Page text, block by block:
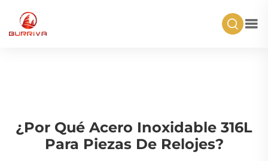
¿Por Qué Acero Inoxidable 316L
Para Piezas De Relojes?